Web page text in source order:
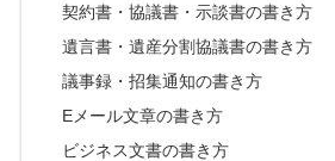
契約書・協議書・示談書の書き方
遺言書・遺産分割協議書の書き方
議事録・招集通知の書き方
Eメール文章の書き方
ビジネス文書の書き方